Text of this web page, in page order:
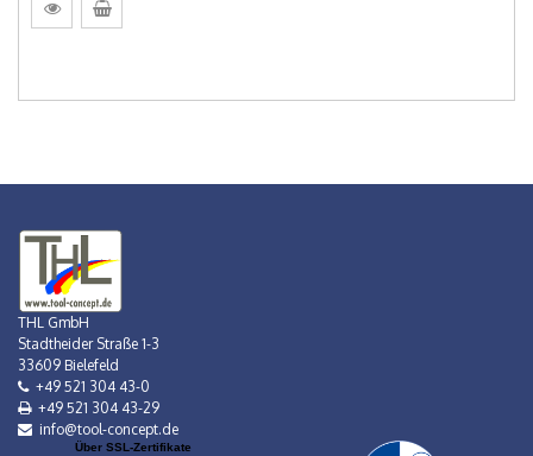
THL GmbH
Stadtheider Straße 1-3
33609 Bielefeld
+49 521 304 43-0
+49 521 304 43-29
info@tool-concept.de
Über SSL-Zertifikate